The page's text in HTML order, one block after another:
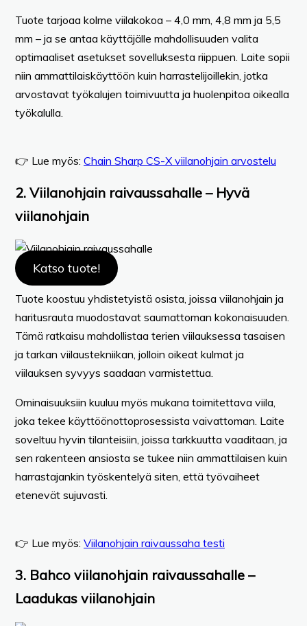
Tuote tarjoaa kolme viilakokoa – 4,0 mm, 4,8 mm ja 5,5
mm – ja se antaa käyttäjälle mahdollisuuden valita
optimaaliset asetukset sovelluksesta riippuen. Laite sopii
niin ammattilaiskäyttöön kuin harrastelijoillekin, jotka
arvostavat työkalujen toimivuutta ja huolenpitoa oikealla
työkalulla.
👉 Lue myös: Chain Sharp CS-X viilanohjain arvostelu
2. Viilanohjain raivaussahalle – Hyvä
viilanohjain
Katso tuote!
Tuote koostuu yhdistetyistä osista, joissa viilanohjain ja
haritusrauta muodostavat saumattoman kokonaisuuden.
Tämä ratkaisu mahdollistaa terien viilauksessa tasaisen
ja tarkan viilaustekniikan, jolloin oikeat kulmat ja
viilauksen syvyys saadaan varmistettua.
Ominaisuuksiin kuuluu myös mukana toimitettava viila,
joka tekee käyttöönottoprosessista vaivattoman. Laite
soveltuu hyvin tilanteisiin, joissa tarkkuutta vaaditaan, ja
sen rakenteen ansiosta se tukee niin ammattilaisen kuin
harrastajankin työskentelyä siten, että työvaiheet
etenevät sujuvasti.
👉 Lue myös: Viilanohjain raivaussaha testi
3. Bahco viilanohjain raivaussahalle –
Laadukas viilanohjain